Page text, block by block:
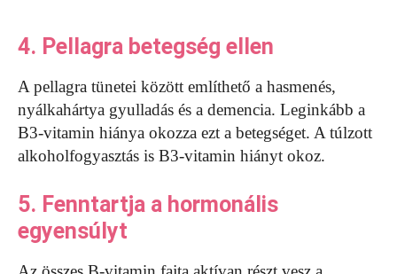
4. Pellagra betegség ellen
A pellagra tünetei között említhető a hasmenés,
nyálkahártya gyulladás és a demencia. Leginkább a
B3-vitamin hiánya okozza ezt a betegséget. A túlzott
alkoholfogyasztás is B3-vitamin hiányt okoz.
5. Fenntartja a hormonális
egyensúlyt